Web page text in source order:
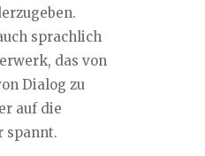
sprachlich
das von
Dialog zu
auf die
spannt.